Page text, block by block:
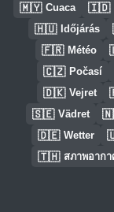
🇲🇾 Cuaca 🇮🇩
🇭🇺 Időjárás
🇫🇷 Météo
🇨🇿 Počasí
🇩🇰 Vejret
🇸🇪 Vädret
🇩🇪 Wetter
🇹🇭 สภาพอากา